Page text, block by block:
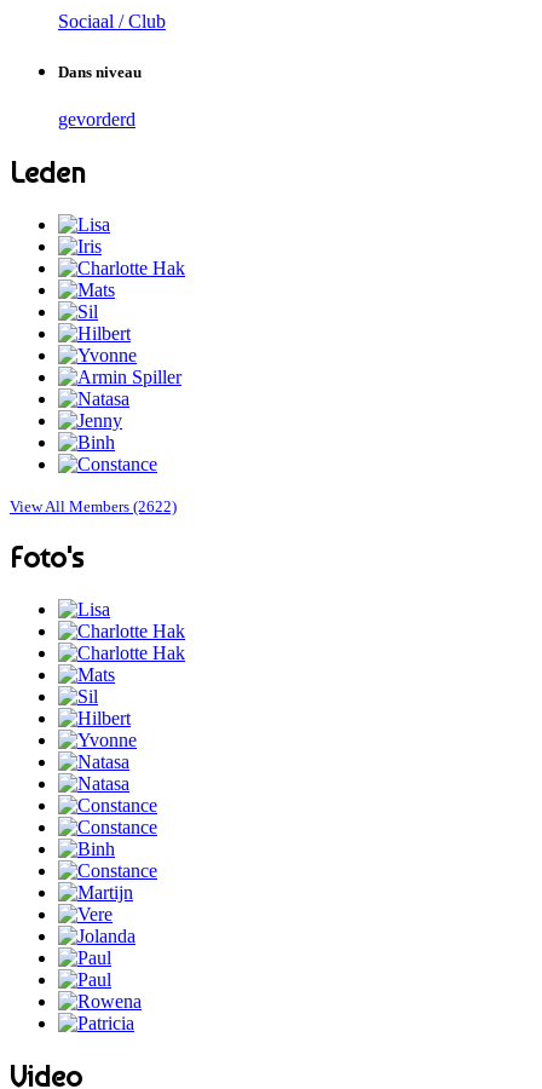
Sociaal / Club
Dans niveau
gevorderd
Leden
View All Members (2622)
Foto's
Video